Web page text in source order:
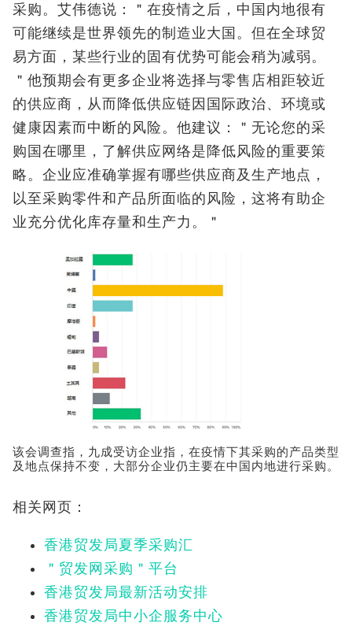
采购。艾伟德说：＂在疫情之后，中国内地很有
可能继续是世界领先的制造业大国。但在全球贸
易方面，某些行业的固有优势可能会稍为减弱。
＂他预期会有更多企业将选择与零售店相距较近
的供应商，从而降低供应链因国际政治、环境或
健康因素而中断的风险。他建议：＂无论您的采
购国在哪里，了解供应网络是降低风险的重要策
略。企业应准确掌握有哪些供应商及生产地点，
以至采购零件和产品所面临的风险，这将有助企
业充分优化库存量和生产力。＂
该会调查指，九成受访企业指，在疫情下其采购的产品类型
及地点保持不变，大部分企业仍主要在中国内地进行采购。
相关网页：
香港贸发局夏季采购汇
＂贸发网采购＂平台
香港贸发局最新活动安排
香港贸发局中小企服务中心